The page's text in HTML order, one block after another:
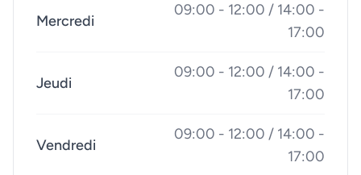
Mercredi
09:00 - 12:00 / 14:00 -
17:00
Jeudi
09:00 - 12:00 / 14:00 -
17:00
Vendredi
09:00 - 12:00 / 14:00 -
17:00